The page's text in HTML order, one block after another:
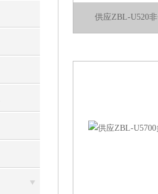
供应ZBL-U520